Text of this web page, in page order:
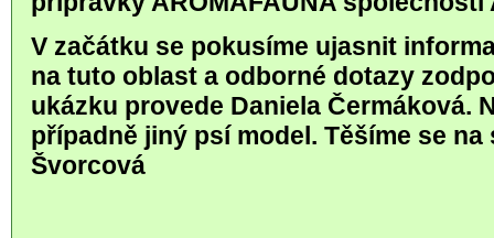
V začátku se pokusíme ujasnit
na tuto oblast a odborné dotazy
ukázku provede Daniela Čermáková.
případně jiný psí model. Těšíme se
Švorcová